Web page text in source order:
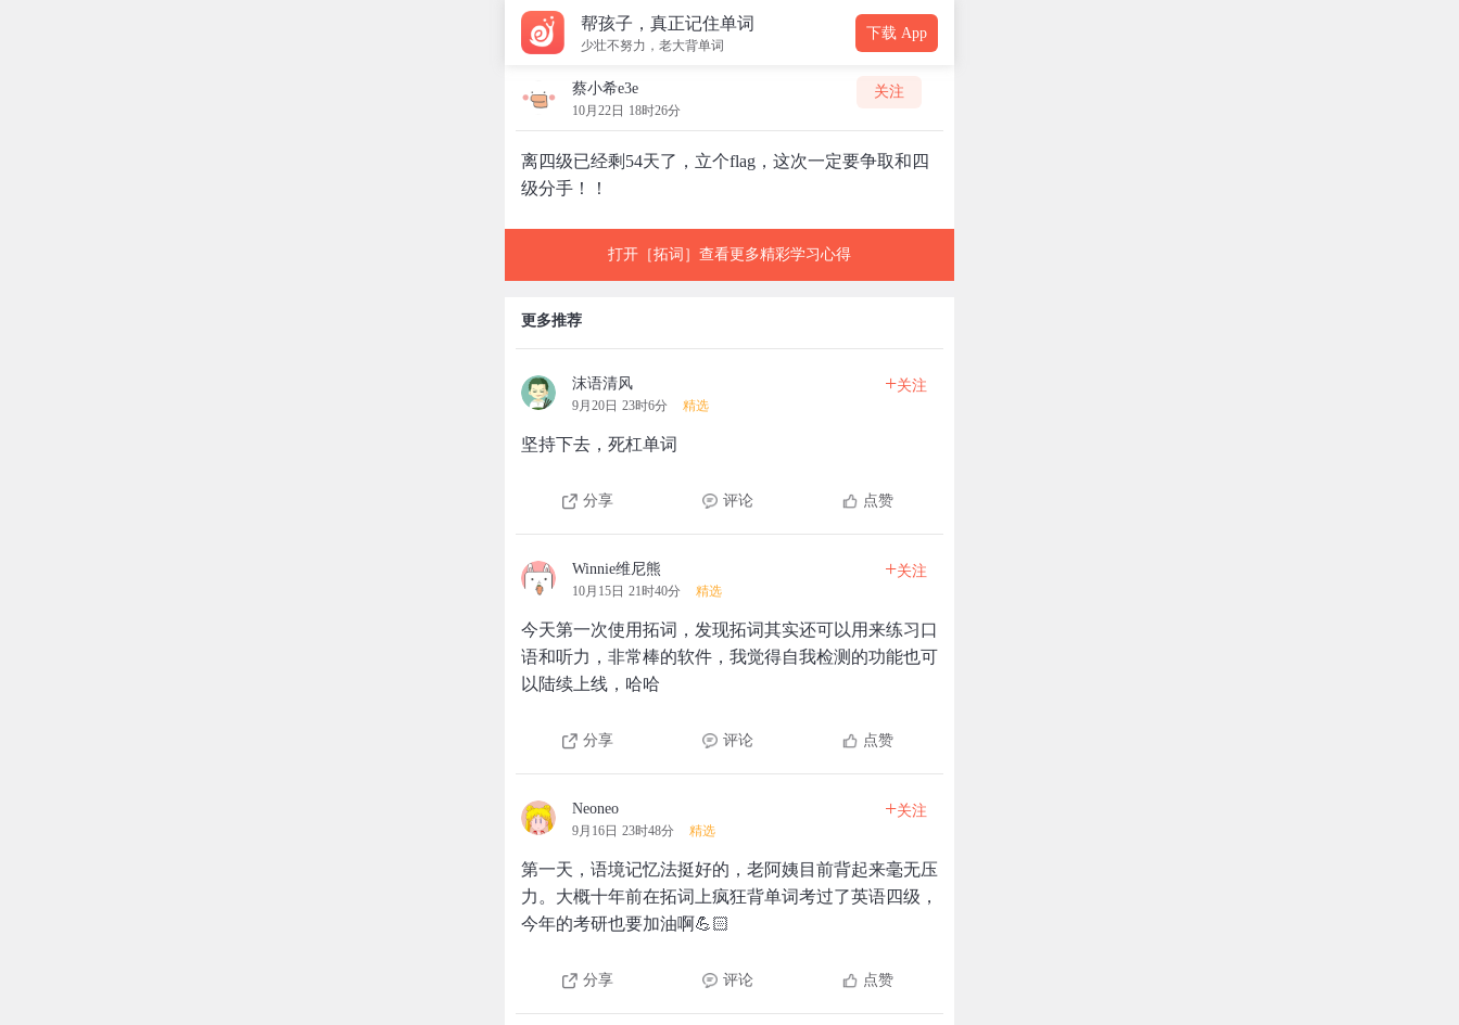
帮孩子，真正记住单词
少壮不努力，老大背单词
下载 App
蔡小希e3e
10月22日 18时26分
关注
离四级已经剩54天了，立个flag，这次一定要争取和四
级分手！！
打开［拓词］查看更多精彩学习心得
更多推荐
沫语清风
9月20日 23时6分 精选
+关注
坚持下去，死杠单词
分享 评论 点赞
Winnie维尼熊
10月15日 21时40分 精选
+关注
今天第一次使用拓词，发现拓词其实还可以用来练习口
语和听力，非常棒的软件，我觉得自我检测的功能也可
以陆续上线，哈哈
分享 评论 点赞
Neoneo
9月16日 23时48分 精选
+关注
第一天，语境记忆法挺好的，老阿姨目前背起来毫无压
力。大概十年前在拓词上疯狂背单词考过了英语四级，
今年的考研也要加油啊💪🏻
分享 评论 点赞